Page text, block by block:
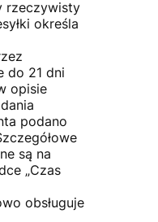
rzeczywisty
określa
do 21 dni
opisie
podano
są na
„Czas
obsługuje